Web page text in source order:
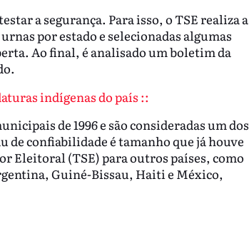
a segurança. Para isso, o TSE realiza a
por estado e selecionadas algumas
Ao final, é analisado um boletim da
indígenas do país ::
de 1996 e são consideradas um dos
de confiabilidade é tamanho que já houve
Eleitoral (TSE) para outros países, como
Guiné-Bissau, Haiti e México,